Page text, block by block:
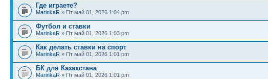
Где играете?
MarinkaR » Пт май 01, 2026 1:04 pm
Футбол и ставки
MarinkaR » Пт май 01, 2026 1:03 pm
Как делать ставки на спорт
MarinkaR » Пт май 01, 2026 1:01 pm
БК для Казахстана
MarinkaR » Пт май 01, 2026 1:01 pm